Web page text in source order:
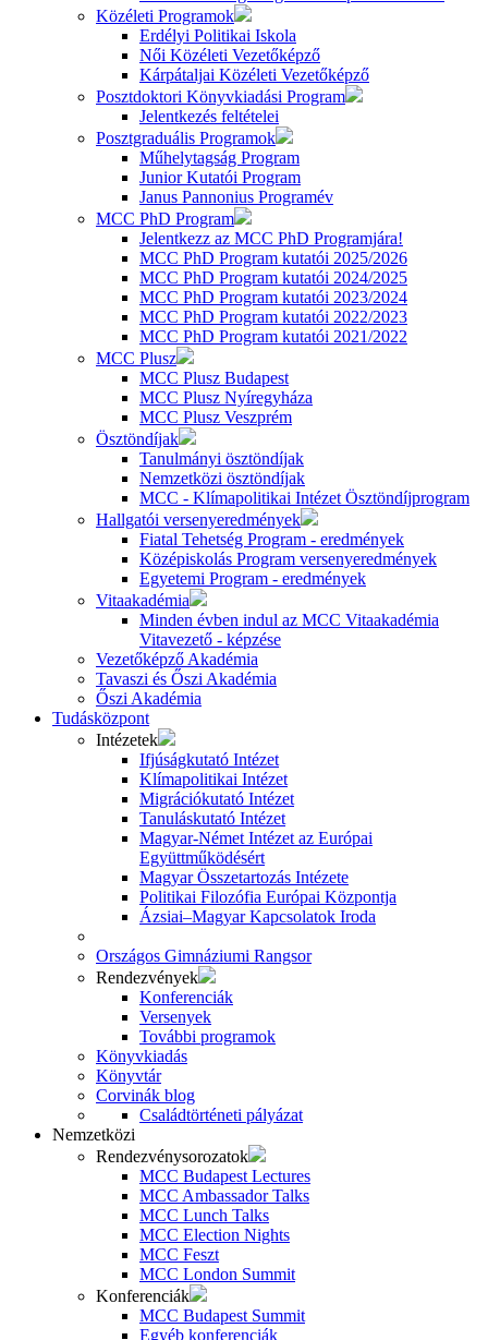
Közéleti Programok
Erdélyi Politikai Iskola
Női Közéleti Vezetőképző
Kárpátaljai Közéleti Vezetőképző
Posztdoktori Könyvkiadási Program
Jelentkezés feltételei
Posztgraduális Programok
Műhelytagság Program
Junior Kutatói Program
Janus Pannonius Programév
MCC PhD Program
Jelentkezz az MCC PhD Programjára!
MCC PhD Program kutatói 2025/2026
MCC PhD Program kutatói 2024/2025
MCC PhD Program kutatói 2023/2024
MCC PhD Program kutatói 2022/2023
MCC PhD Program kutatói 2021/2022
MCC Plusz
MCC Plusz Budapest
MCC Plusz Nyíregyháza
MCC Plusz Veszprém
Ösztöndíjak
Tanulmányi ösztöndíjak
Nemzetközi ösztöndíjak
MCC - Klímapolitikai Intézet Ösztöndíjprogram
Hallgatói versenyeredmények
Fiatal Tehetség Program - eredmények
Középiskolás Program versenyeredmények
Egyetemi Program - eredmények
Vitaakadémia
Minden évben indul az MCC Vitaakadémia
Vitavezető - képzése
Vezetőképző Akadémia
Tavaszi és Őszi Akadémia
Őszi Akadémia
Tudásközpont
Intézetek
Ifjúságkutató Intézet
Klímapolitikai Intézet
Migrációkutató Intézet
Tanuláskutató Intézet
Magyar-Német Intézet az Európai
Együttműködésért
Magyar Összetartozás Intézete
Politikai Filozófia Európai Központja
Ázsiai–Magyar Kapcsolatok Iroda
Országos Gimnáziumi Rangsor
Rendezvények
Konferenciák
Versenyek
További programok
Könyvkiadás
Könyvtár
Corvinák blog
Családtörténeti pályázat
Nemzetközi
Rendezvénysorozatok
MCC Budapest Lectures
MCC Ambassador Talks
MCC Lunch Talks
MCC Election Nights
MCC Feszt
MCC London Summit
Konferenciák
MCC Budapest Summit
Egyéb konferenciák